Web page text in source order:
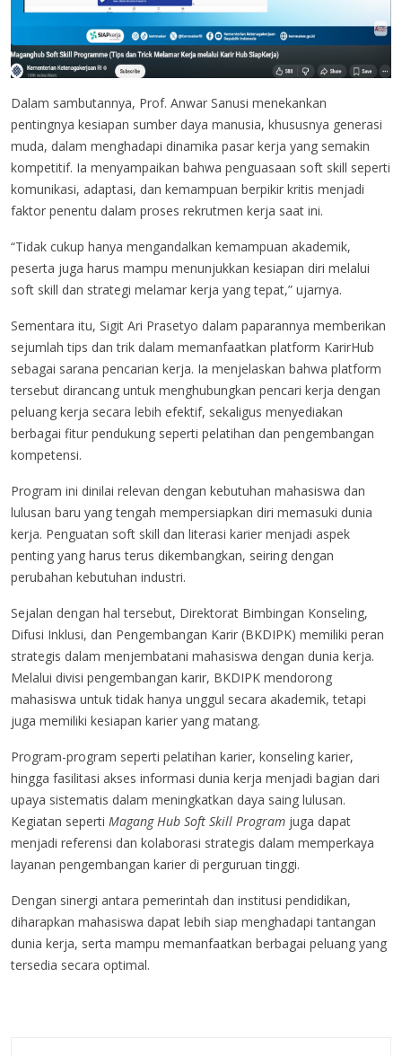
Dalam sambutannya, Prof. Anwar Sanusi menekankan
pentingnya kesiapan sumber daya manusia, khususnya generasi
muda, dalam menghadapi dinamika pasar kerja yang semakin
kompetitif. Ia menyampaikan bahwa penguasaan soft skill seperti
komunikasi, adaptasi, dan kemampuan berpikir kritis menjadi
faktor penentu dalam proses rekrutmen kerja saat ini.
“Tidak cukup hanya mengandalkan kemampuan akademik,
peserta juga harus mampu menunjukkan kesiapan diri melalui
soft skill dan strategi melamar kerja yang tepat,” ujarnya.
Sementara itu, Sigit Ari Prasetyo dalam paparannya memberikan
sejumlah tips dan trik dalam memanfaatkan platform KarirHub
sebagai sarana pencarian kerja. Ia menjelaskan bahwa platform
tersebut dirancang untuk menghubungkan pencari kerja dengan
peluang kerja secara lebih efektif, sekaligus menyediakan
berbagai fitur pendukung seperti pelatihan dan pengembangan
kompetensi.
Program ini dinilai relevan dengan kebutuhan mahasiswa dan
lulusan baru yang tengah mempersiapkan diri memasuki dunia
kerja. Penguatan soft skill dan literasi karier menjadi aspek
penting yang harus terus dikembangkan, seiring dengan
perubahan kebutuhan industri.
Sejalan dengan hal tersebut, Direktorat Bimbingan Konseling,
Difusi Inklusi, dan Pengembangan Karir (BKDIPK) memiliki peran
strategis dalam menjembatani mahasiswa dengan dunia kerja.
Melalui divisi pengembangan karir, BKDIPK mendorong
mahasiswa untuk tidak hanya unggul secara akademik, tetapi
juga memiliki kesiapan karier yang matang.
Program-program seperti pelatihan karier, konseling karier,
hingga fasilitasi akses informasi dunia kerja menjadi bagian dari
upaya sistematis dalam meningkatkan daya saing lulusan.
Kegiatan seperti Magang Hub Soft Skill Program juga dapat
menjadi referensi dan kolaborasi strategis dalam memperkaya
layanan pengembangan karier di perguruan tinggi.
Dengan sinergi antara pemerintah dan institusi pendidikan,
diharapkan mahasiswa dapat lebih siap menghadapi tantangan
dunia kerja, serta mampu memanfaatkan berbagai peluang yang
tersedia secara optimal.